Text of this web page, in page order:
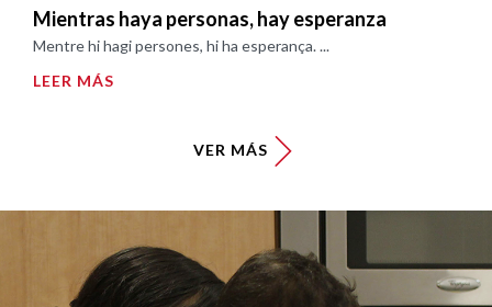
Mientras haya personas, hay esperanza
Mentre hi hagi persones, hi ha esperança. ...
LEER MÁS
VER MÁS